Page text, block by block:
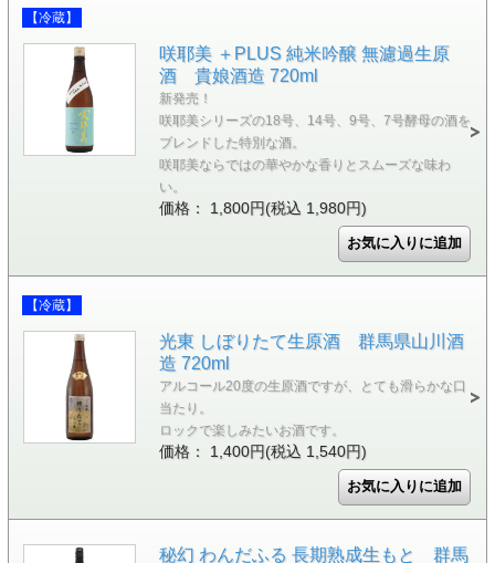
【冷蔵】
咲耶美 ＋PLUS 純米吟醸 無濾過生原
酒 貴娘酒造 720ml
新発売！
咲耶美シリーズの18号、14号、9号、7号酵母の酒を
ブレンドした特別な酒。
咲耶美ならではの華やかな香りとスムーズな味わ
い。
価格： 1,800円(税込 1,980円)
【冷蔵】
光東 しぼりたて生原酒 群馬県山川酒
造 720ml
アルコール20度の生原酒ですが、とても滑らかな口
当たり。
ロックで楽しみたいお酒です。
価格： 1,400円(税込 1,540円)
秘幻 わんだふる 長期熟成生もと 群馬